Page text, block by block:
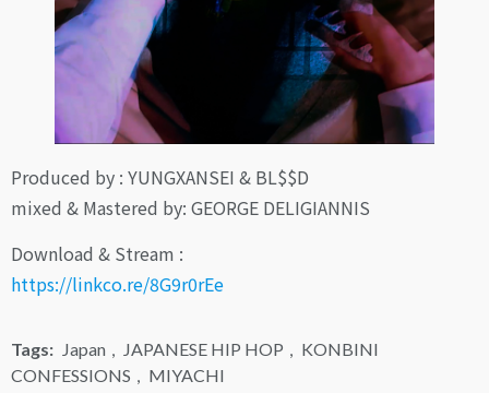
Produced by : YUNGXANSEI & BL$$D
mixed & Mastered by: GEORGE DELIGIANNIS
Download & Stream :
https://linkco.re/8G9r0rEe
Tags: Japan , JAPANESE HIP HOP , KONBINI
CONFESSIONS , MIYACHI